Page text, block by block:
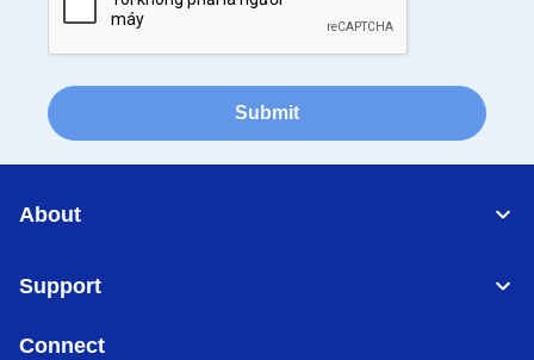
Submit
About
Support
Connect